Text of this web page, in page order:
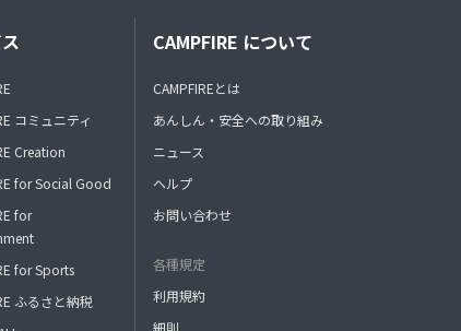
コミュニティ
Creation
for Social Good
for
for Sports
ふるさと納税
CAMPFIRE について
CAMPFIREとは
あんしん・安全への取り組み
ニュース
ヘルプ
お問い合わせ
各種規定
利用規約
細則